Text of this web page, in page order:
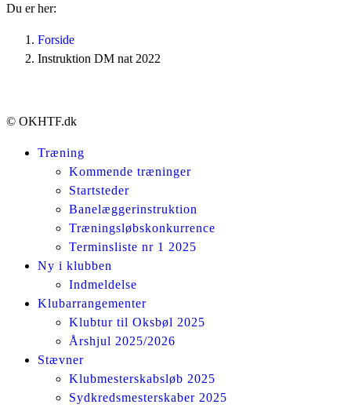
Du er her:
Forside
Instruktion DM nat 2022
© OKHTF.dk
Træning
Kommende træninger
Startsteder
Banelæggerinstruktion
Træningsløbskonkurrence
Terminsliste nr 1 2025
Ny i klubben
Indmeldelse
Klubarrangementer
Klubtur til Oksbøl 2025
Årshjul 2025/2026
Stævner
Klubmesterskabsløb 2025
Sydkredsmesterskaber 2025